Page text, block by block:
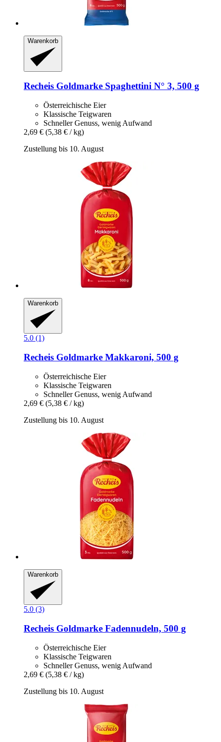
Warenkorb
Recheis Goldmarke Spaghettini N° 3, 500 g
Österreichische Eier
Klassische Teigwaren
Schneller Genuss, wenig Aufwand
2,69 € (5,38 € / kg)
Zustellung bis 10. August
Warenkorb
5.0 (1)
Recheis Goldmarke Makkaroni, 500 g
Österreichische Eier
Klassische Teigwaren
Schneller Genuss, wenig Aufwand
2,69 € (5,38 € / kg)
Zustellung bis 10. August
Warenkorb
5.0 (3)
Recheis Goldmarke Fadennudeln, 500 g
Österreichische Eier
Klassische Teigwaren
Schneller Genuss, wenig Aufwand
2,69 € (5,38 € / kg)
Zustellung bis 10. August